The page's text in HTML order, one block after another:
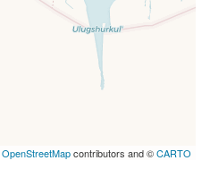
OpenStreetMapcontributors and ©CARTO